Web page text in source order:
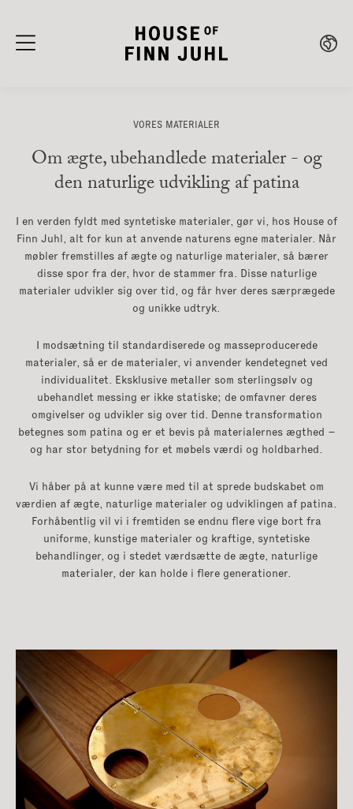
VORES MATERIALER
Om ægte, ubehandlede materialer - og
den naturlige udvikling af patina
I en verden fyldt med syntetiske materialer, gør vi, hos House of
Finn Juhl, alt for kun at anvende naturens egne materialer. Når
møbler fremstilles af ægte og naturlige materialer, så bærer
disse spor fra der, hvor de stammer fra. Disse naturlige
materialer udvikler sig over tid, og får hver deres særprægede
og unikke udtryk.
I modsætning til standardiserede og masseproducerede
materialer, så er de materialer, vi anvender kendetegnet ved
individualitet. Eksklusive metaller som sterlingsølv og
ubehandlet messing er ikke statiske; de omfavner deres
omgivelser og udvikler sig over tid. Denne transformation
betegnes som patina og er et bevis på materialernes ægthed –
og har stor betydning for et møbels værdi og holdbarhed.
Vi håber på at kunne være med til at sprede budskabet om
værdien af ægte, naturlige materialer og udviklingen af patina.
Forhåbentlig vil vi i fremtiden se endnu flere vige bort fra
uniforme, kunstige materialer og kraftige, syntetiske
behandlinger, og i stedet værdsætte de ægte, naturlige
materialer, der kan holde i flere generationer.